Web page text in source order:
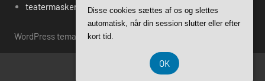
teatermasken.dk's Blogindlæg
WordPress tema: Harrison by ThemeZee.
CVR DK-37 40 77 39
Disse cookies sættes af os og slettes
automatisk, når din session slutter eller efter
kort tid.
OK